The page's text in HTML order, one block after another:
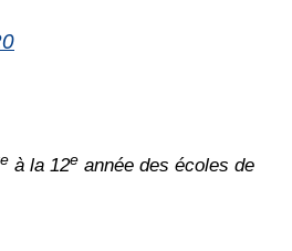
à la 12e année des écoles de